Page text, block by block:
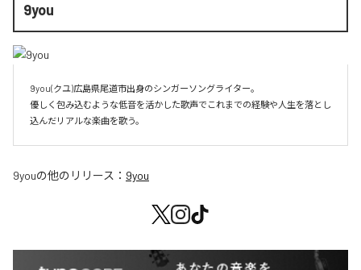
9you
9you(クユ)広島県尾道市出身のシンガーソングライター。
優しく包み込むような低音を活かした歌声でこれまでの経験や人生を落とし
込んだリアルな楽曲を歌う。
9youの他のリリース： 9you